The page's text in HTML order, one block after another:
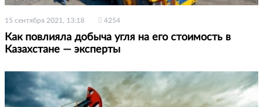
15 сентября 2021, 13:18 4254
Как повлияла добыча угля на его стоимость в
Казахстане — эксперты